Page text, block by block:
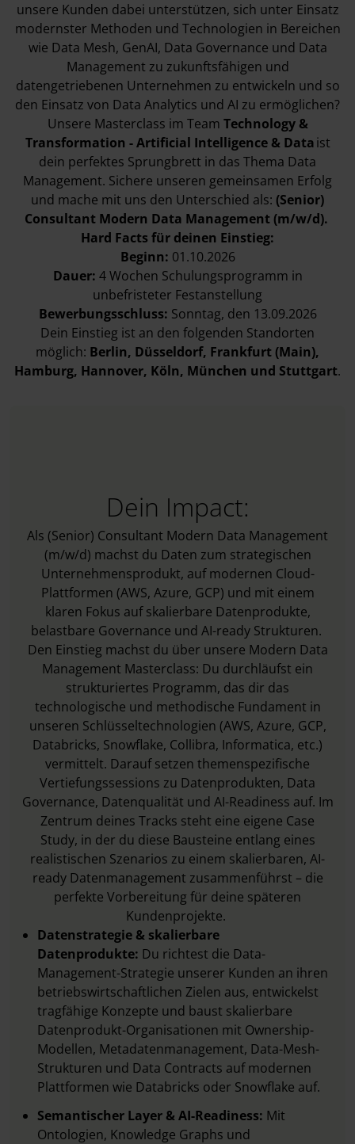
unsere Kunden dabei unterstützen, sich unter Einsatz
modernster Methoden und Technologien in Bereichen
wie Data Mesh, GenAI, Data Governance und Data
Management zu zukunftsfähigen und
datengetriebenen Unternehmen zu entwickeln und so
den Einsatz von Data Analytics und AI zu ermöglichen?
Unsere Masterclass im Team Technology &
Transformation - Artificial Intelligence & Dataist
dein perfektes Sprungbrett in das Thema Data
Management. Sichere unseren gemeinsamen Erfolg
und mache mit uns den Unterschied als: (Senior)
Consultant Modern Data Management (m/w/d).
Hard Facts für deinen Einstieg:
Beginn: 01.10.2026
Dauer: 4 Wochen Schulungsprogramm in
unbefristeter Festanstellung
Bewerbungsschluss: Sonntag, den 13.09.2026
Dein Einstieg ist an den folgenden Standorten
möglich: Berlin, Düsseldorf, Frankfurt (Main),
Hamburg, Hannover, Köln, München und Stuttgart.
Dein Impact:
Als (Senior) Consultant Modern Data Management
(m/w/d) machst du Daten zum strategischen
Unternehmensprodukt, auf modernen Cloud-
Plattformen (AWS, Azure, GCP) und mit einem
klaren Fokus auf skalierbare Datenprodukte,
belastbare Governance und AI-ready Strukturen.
Den Einstieg machst du über unsere Modern Data
Management Masterclass: Du durchläufst ein
strukturiertes Programm, das dir das
technologische und methodische Fundament in
unseren Schlüsseltechnologien (AWS, Azure, GCP,
Databricks, Snowflake, Collibra, Informatica, etc.)
vermittelt. Darauf setzen themenspezifische
Vertiefungssessions zu Datenprodukten, Data
Governance, Datenqualität und AI-Readiness auf. Im
Zentrum deines Tracks steht eine eigene Case
Study, in der du diese Bausteine entlang eines
realistischen Szenarios zu einem skalierbaren, AI-
ready Datenmanagement zusammenführst – die
perfekte Vorbereitung für deine späteren
Kundenprojekte.
Datenstrategie & skalierbare
Datenprodukte: Du richtest die Data-
Management-Strategie unserer Kunden an ihren
betriebswirtschaftlichen Zielen aus, entwickelst
tragfähige Konzepte und baust skalierbare
Datenprodukt-Organisationen mit Ownership-
Modellen, Metadatenmanagement, Data-Mesh-
Strukturen und Data Contracts auf modernen
Plattformen wie Databricks oder Snowflake auf.
Semantischer Layer & AI-Readiness: Mit
Ontologien, Knowledge Graphs und